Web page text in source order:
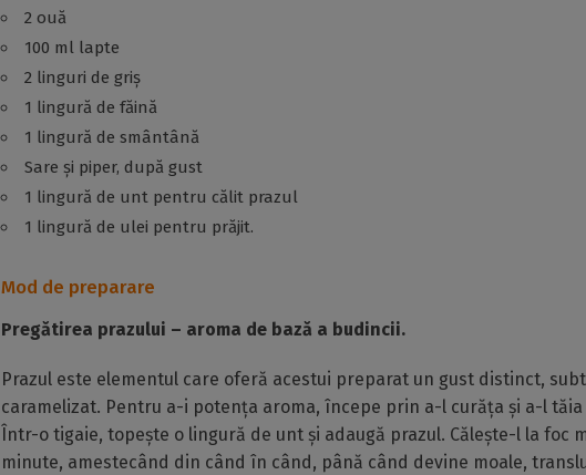
2 ouă
100 ml lapte
2 linguri de griș
1 lingură de făină
1 lingură de smântână
Sare și piper, după gust
1 lingură de unt pentru călit prazul
1 lingură de ulei pentru prăjit.
Mod de preparare
Pregătirea prazului – aroma de bază a budincii.
Prazul este elementul care oferă acestui preparat un gust distinct,
caramelizat. Pentru a-i potența aroma, începe prin a-l curăța și a-l
Într-o tigaie, topește o lingură de unt și adaugă prazul. Călește-l la foc
minute, amestecând din când în când, până când devine moale,